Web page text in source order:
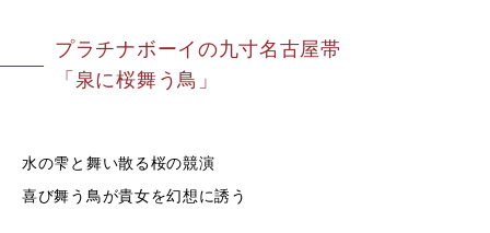
プラチナボーイの九寸名古屋帯
「 泉に桜舞う鳥 」
水の雫と舞い散る桜の競演
喜び舞う鳥が貴女を幻想に誘う